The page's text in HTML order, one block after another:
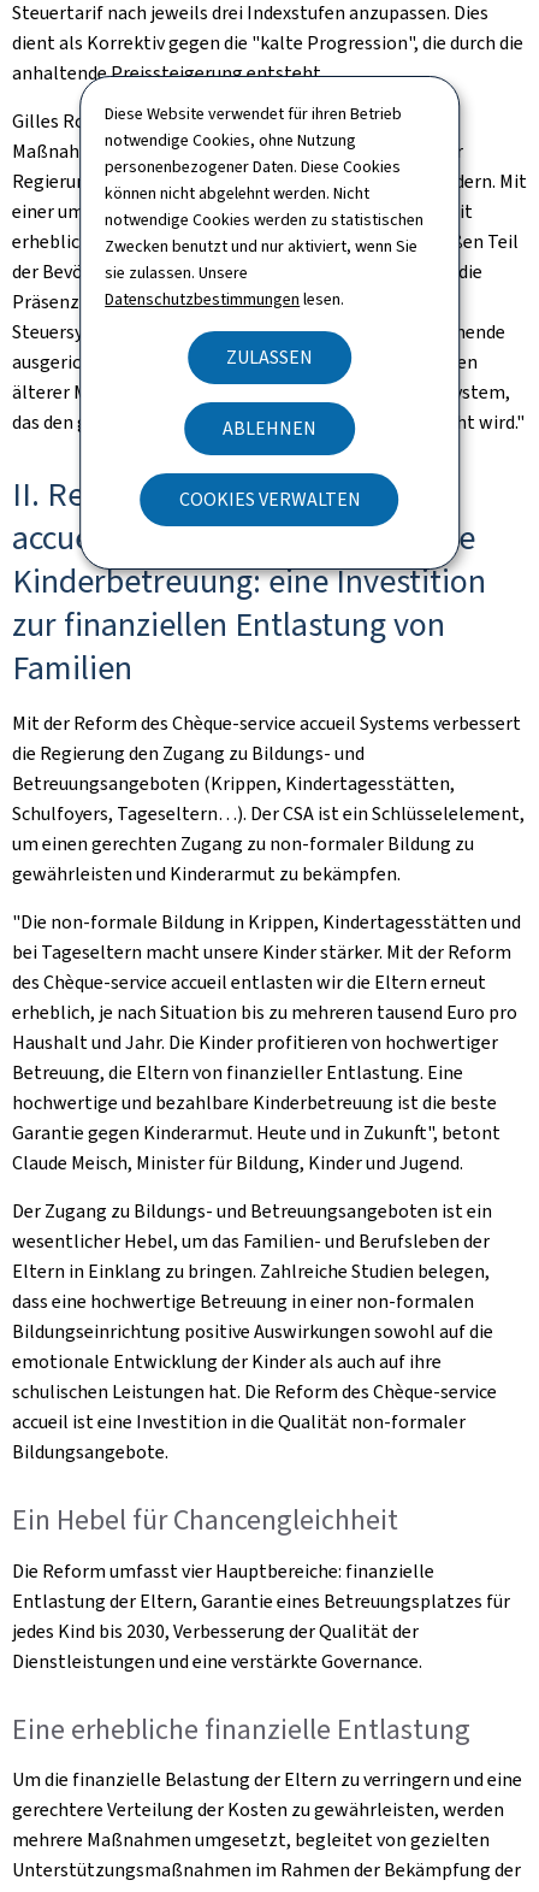
Diese Website verwendet für ihren Betrieb
notwendige Cookies, ohne Nutzung
personenbezogener Daten. Diese Cookies
können nicht abgelehnt werden. Nicht
notwendige Cookies werden zu statistischen
Zwecken benutzt und nur aktiviert, wenn Sie
sie zulassen. Unsere
Datenschutzbestimmungen lesen.
ZULASSEN
ABLEHNEN
COOKIES VERWALTEN
Steuertarif nach jeweils drei Indexstufen anzupassen. Dies
dient als Korrektiv gegen die "kalte Progression", die durch die
anhaltende Preissteigerung entsteht.
Gilles Roth kommentiert: "Das heute vorgestellte
Maßnahmenpaket ist die Quintessenz der Arbeit dieser
Regierung: eine Politik mit Fokus auf Familien und Kindern. Mit
einer umfassenden Steuerreform ohne Verlierer und mit
erheblichen Steuererleichterungen für einen sehr großen Teil
der Bevölkerung. Ein neues Steuersystem, das speziell die
Präsenz von Kindern im Haushalt berücksichtigt. Ein
Steuersystem, das auf junge Menschen und Alleinerziehende
ausgerichtet ist. Ein Steuersystem, das den Erwartungen
älterer Menschen entspricht. Kurz gesagt: ein Steuersystem,
das den gesellschaftlichen Realitäten von heute gerecht wird."
II. Reform des Chèque-service
accueil (CSA) für außerschulische
Kinderbetreuung: eine Investition
zur finanziellen Entlastung von
Familien
Mit der Reform des Chèque-service accueil Systems verbessert
die Regierung den Zugang zu Bildungs- und
Betreuungsangeboten (Krippen, Kindertagesstätten,
Schulfoyers, Tageseltern…). Der CSA ist ein Schlüsselelement,
um einen gerechten Zugang zu non-formaler Bildung zu
gewährleisten und Kinderarmut zu bekämpfen.
"Die non-formale Bildung in Krippen, Kindertagesstätten und
bei Tageseltern macht unsere Kinder stärker. Mit der Reform
des Chèque-service accueil entlasten wir die Eltern erneut
erheblich, je nach Situation bis zu mehreren tausend Euro pro
Haushalt und Jahr. Die Kinder profitieren von hochwertiger
Betreuung, die Eltern von finanzieller Entlastung. Eine
hochwertige und bezahlbare Kinderbetreuung ist die beste
Garantie gegen Kinderarmut. Heute und in Zukunft", betont
Claude Meisch, Minister für Bildung, Kinder und Jugend.
Der Zugang zu Bildungs- und Betreuungsangeboten ist ein
wesentlicher Hebel, um das Familien- und Berufsleben der
Eltern in Einklang zu bringen. Zahlreiche Studien belegen,
dass eine hochwertige Betreuung in einer non-formalen
Bildungseinrichtung positive Auswirkungen sowohl auf die
emotionale Entwicklung der Kinder als auch auf ihre
schulischen Leistungen hat. Die Reform des Chèque-service
accueil ist eine Investition in die Qualität non-formaler
Bildungsangebote.
Ein Hebel für Chancengleichheit
Die Reform umfasst vier Hauptbereiche: finanzielle
Entlastung der Eltern, Garantie eines Betreuungsplatzes für
jedes Kind bis 2030, Verbesserung der Qualität der
Dienstleistungen und eine verstärkte Governance.
Eine erhebliche finanzielle Entlastung
Um die finanzielle Belastung der Eltern zu verringern und eine
gerechtere Verteilung der Kosten zu gewährleisten, werden
mehrere Maßnahmen umgesetzt, begleitet von gezielten
Unterstützungsmaßnahmen im Rahmen der Bekämpfung der